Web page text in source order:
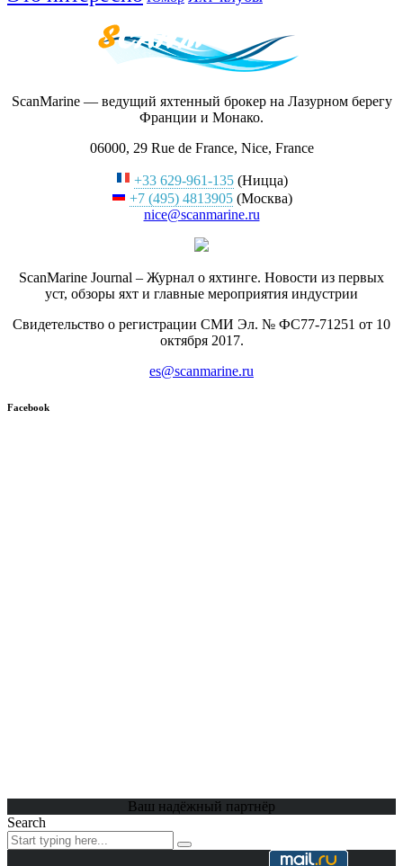
ScanMarine — ведущий яхтенный брокер на Лазурном берегу
Франции и Монако.
06000, 29 Rue de France, Nice, France
+33 629-961-135(Ницца)
+7 (495) 4813905(Москва)
nice@scanmarine.ru
ScanMarine Journal – Журнал о яхтинге. Новости из первых
уст, обзоры яхт и главные мероприятия индустрии
Свидетельство о регистрации СМИ Эл. № ФС77-71251 от 10
октября 2017.
es@scanmarine.ru
Facebook
Ваш надёжный партнёр
Search